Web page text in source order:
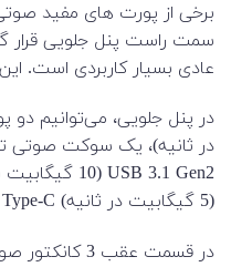
سمت راست پنل جلویی قرار
عادی بسیار کاربردی است.
(5 گیگابیت در ثانیه) Type-C و یکی کارت SD پیدا کنیم.